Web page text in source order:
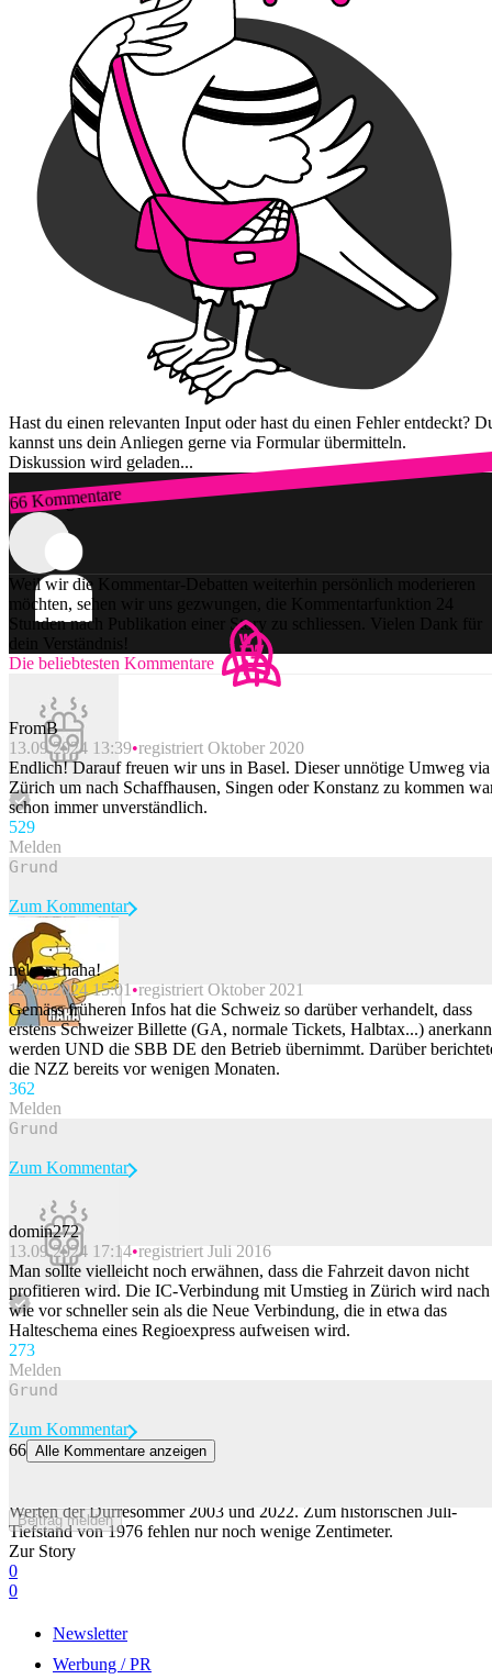
Hast du einen relevanten Input oder hast du einen Fehler entdeckt?
kannst uns dein Anliegen gerne via Formular übermitteln.
Diskussion wird geladen...
66 Kommentare
Zum Login
Weil wir die Kommentar-Debatten weiterhin persönlich moderieren
möchten, sehen wir uns gezwungen, die Kommentarfunktion 24
Stunden nach Publikation einer Story zu schliessen. Vielen Dank für
dein Verständnis!
Die beliebtesten Kommentare
FromB
13.09.2024 13:39 registriert Oktober 2020
Endlich! Darauf freuen wir uns in Basel. Dieser unnötige Umweg via
Zürich um nach Schaffhausen, Singen oder Konstanz zu kommen
schon immer unverständlich.
529
Melden
Beitrag melden
Zum Kommentar
nelson: haha!
13.09.2024 15:01 registriert Oktober 2021
Gemäss früheren Infos hat die Schweiz so darüber verhandelt, dass
erstens Schweizer Billette (GA, normale Tickets, Halbtax...)
werden UND die SBB DE den Betrieb übernimmt. Darüber
die NZZ bereits vor wenigen Monaten.
362
Melden
Beitrag melden
Zum Kommentar
domin272
13.09.2024 17:14 registriert Juli 2016
Man sollte vielleicht noch erwähnen, dass die Fahrzeit davon nicht
profitieren wird. Die IC-Verbindung mit Umstieg in Zürich wird nach
wie vor schneller sein als die Neue Verbindung, die in etwa das
Halteschema eines Regioexpress aufweisen wird.
273
Melden
Beitrag melden
Zum Kommentar
66 Alle Kommentare anzeigen
Werten der Dürresommer 2003 und 2022. Zum historischen Juli-
Tiefstand von 1976 fehlen nur noch wenige Zentimeter.
Zur Story
0
0
Newsletter
Werbung / PR